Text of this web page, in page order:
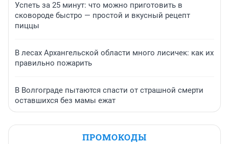
Успеть за 25 минут: что можно приготовить в
сковороде быстро — простой и вкусный рецепт
пиццы
В лесах Архангельской области много лисичек: как их
правильно пожарить
В Волгограде пытаются спасти от страшной смерти
оставшихся без мамы ежат
ПРОМОКОДЫ